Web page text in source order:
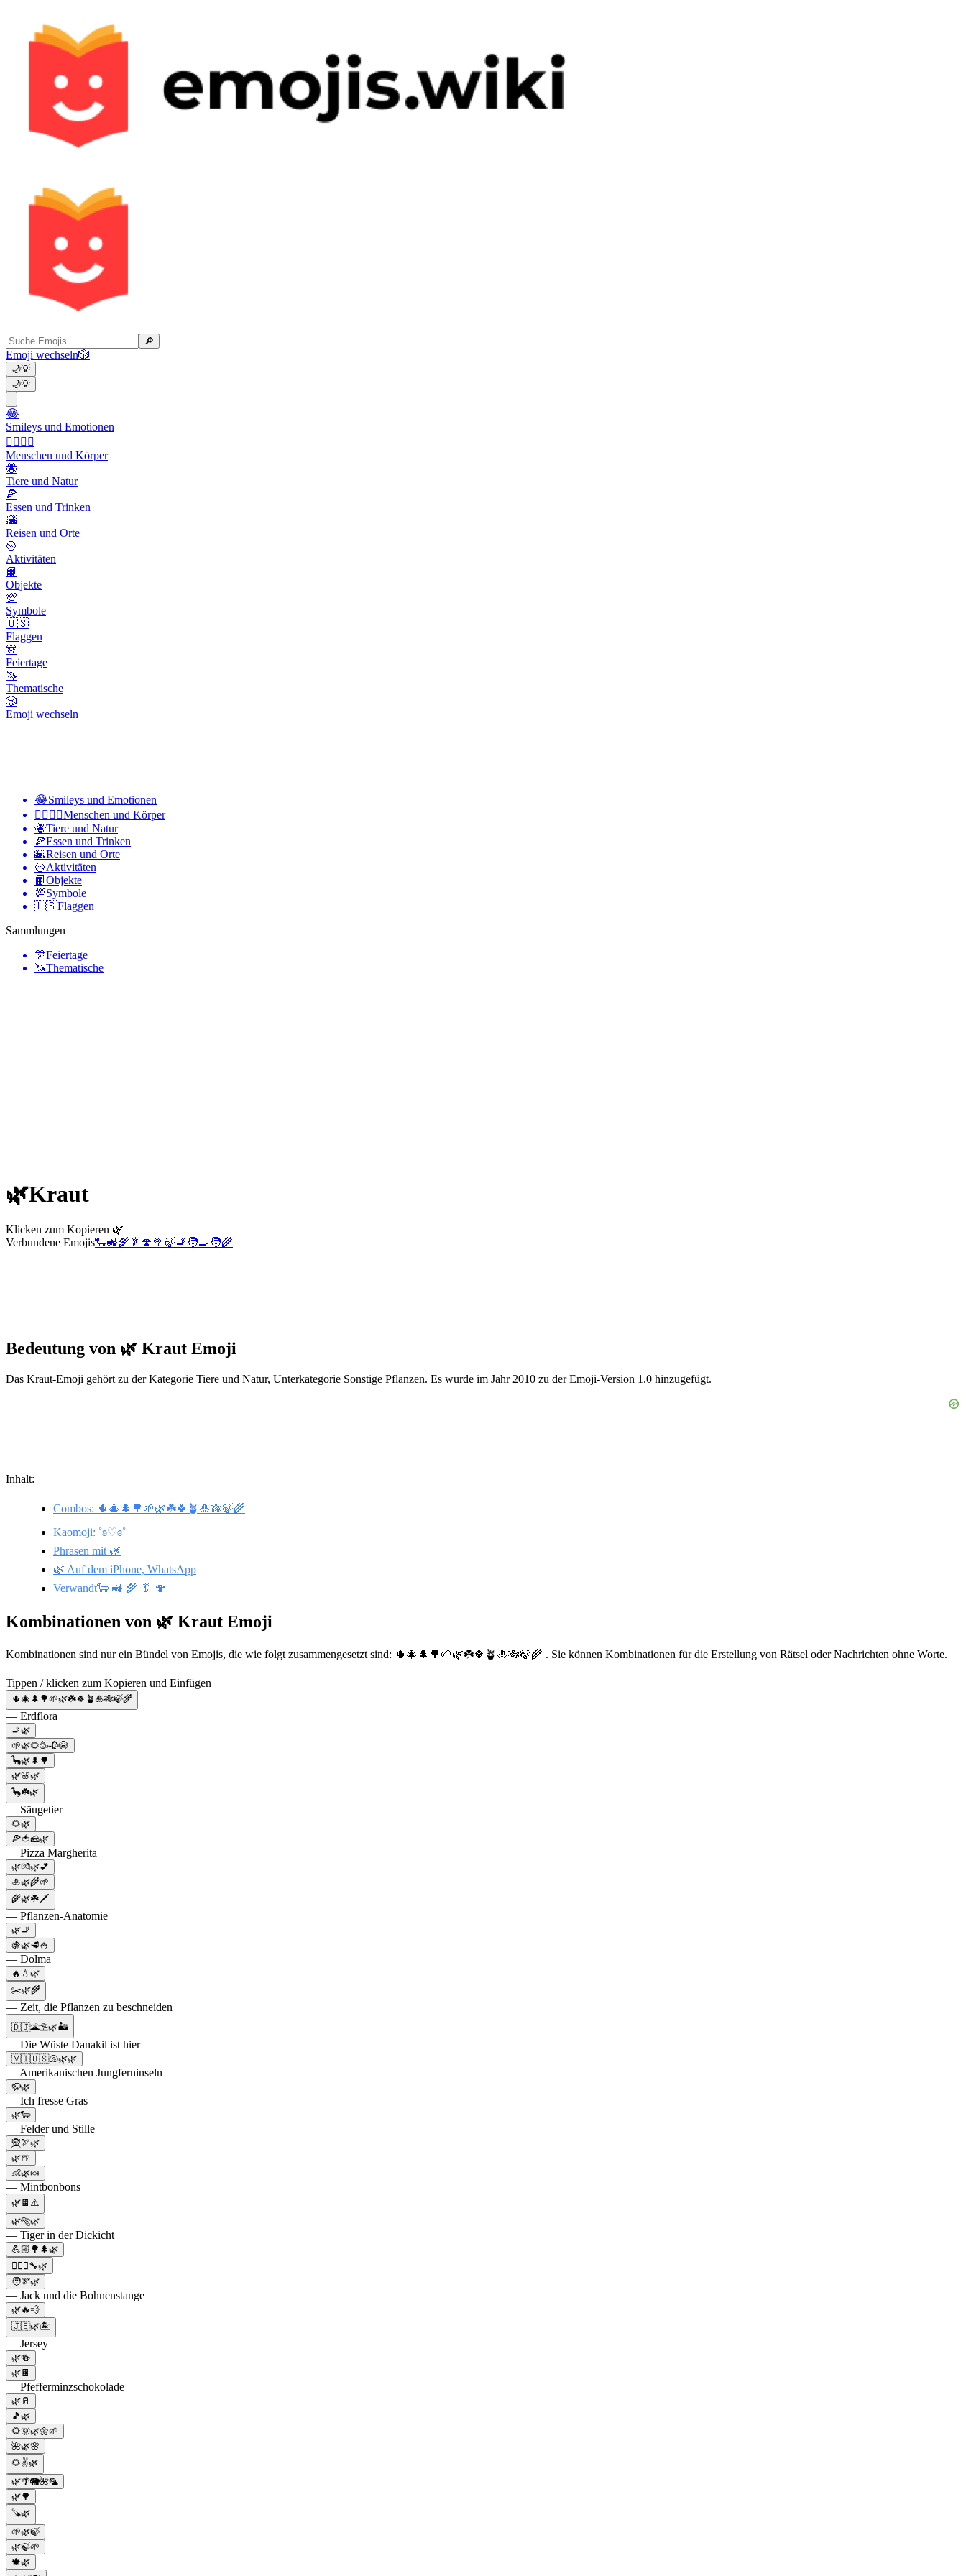
🔎
Emoji wechseln🎲
🌙💡
🌙💡
😂
Smileys und Emotionen
👩‍❤️‍💋‍👨
Menschen und Körper
🐝
Tiere und Natur
🍕
Essen und Trinken
🌇
Reisen und Orte
🥎
Aktivitäten
📙
Objekte
💯
Symbole
🇺🇸
Flaggen
🎊
Feiertage
🦄
Thematische
🎲
Emoji wechseln
😂Smileys und Emotionen
👩‍❤️‍💋‍👨Menschen und Körper
🐝Tiere und Natur
🍕Essen und Trinken
🌇Reisen und Orte
🥎Aktivitäten
📙Objekte
💯Symbole
🇺🇸Flaggen
Sammlungen
🎊Feiertage
🦄Thematische
🌿Kraut
Klicken zum Kopieren 🌿
Verbundene Emojis🐑🚜🌾 🥬 🍄 🥦 🍃🚬 🧑‍🍳🧑‍🌾
Bedeutung von 🌿 Kraut Emoji
Das Kraut-Emoji gehört zu der Kategorie Tiere und Natur, Unterkategorie Sonstige Pflanzen. Es wurde im Jahr 2010 zu der Emoji-Version 1.0 hinzugefügt.
Inhalt:
Combos: 🌵🎄🌲🌳🌱🌿☘️🍀🪴🎍🎋🍃🌾
Kaomoji: ˚ʚ♡ɞ˚
Phrasen mit 🌿
🌿 Auf dem iPhone, WhatsApp
Verwandt🐑 🚜 🌾 🥬 🍄
Kombinationen von 🌿 Kraut Emoji
Kombinationen sind nur ein Bündel von Emojis, die wie folgt zusammengesetzt sind: 🌵🎄🌲🌳🌱🌿☘️🍀🪴🎍🎋🍃🌾 . Sie können Kombinationen für die Erstellung von Rätsel oder Nachrichten ohne Worte.
Tippen / klicken zum Kopieren und Einfügen
🌵🎄🌲🌳🌱🌿☘️🍀🪴🎍🎋🍃🌾
— Erdflora
🚬🌿
🌱🌿🌻🥳🥀😭
🦕🌿🌲🌳
🌿🌸🌿
🦕☘️🌿
— Säugetier
🌻🌿
🍕🍅🧀🌿
— Pizza Margherita
🌿💏🌿💕
🎍🌿🌾🌱
🌾🌿☘️🗡
— Pflanzen-Anatomie
🌿🚬
🍇🌿🥩🍚
— Dolma
🔥💧🌿
✂️🌿🌾
— Zeit, die Pflanzen zu beschneiden
🇩🇯🌋⛱️🌿🏜️
— Die Wüste Danakil ist hier
🇻🇮🇺🇸🐚🌿🌿
— Amerikanischen Jungferninseln
🦬🌿
— Ich fresse Gras
🌿🐑
— Felder und Stille
🧝🏹🌿
🌿🍺
👶🌿🍬
— Mintbonbons
🌿🍫⚠️
🌿🐅🌿
— Tiger in der Dickicht
💪🏼🌳🌲🌿
👷🏻‍♀️🔧🌿
🧑🫘🌿
— Jack und die Bohnenstange
🌿🔥💨
🇯🇪🌿🏝️
— Jersey
🌿🍻
🌿🍫
— Pfefferminzschokolade
🌿🥛
🎵🌿
🌻🌞🌿🌼🌱
🌺🌿🌸
🌻✌️🌿
🌿🌴🐘🌺🦜
🌿🌳
🪚🌿
🌱🌿🍃
🌿🍃🌱
🍁🌿